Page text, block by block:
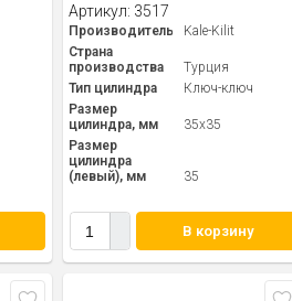
Артикул: 3517
Производитель
Kale-Kilit
Страна
производства
Турция
Тип цилиндра
Ключ-ключ
Размер
цилиндра, мм
35x35
Размер
цилиндра
(левый), мм
35
В корзину